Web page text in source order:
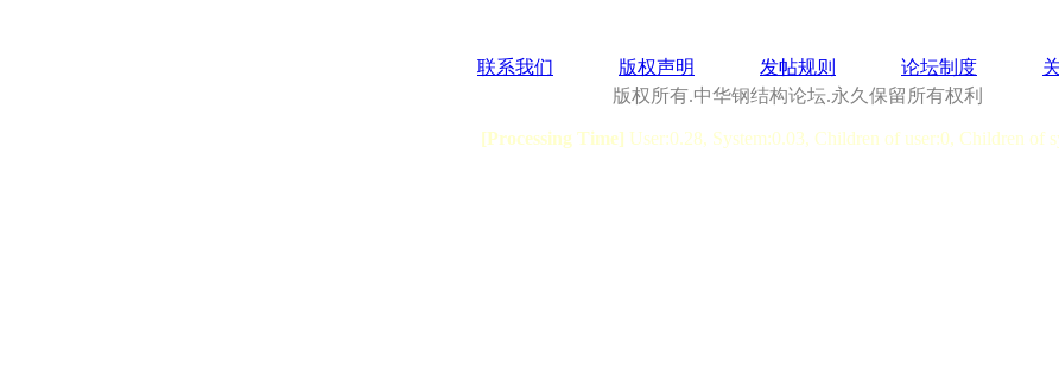
联系我们 版权声明 发帖规则 论坛制度
版权所有.中华钢结构论坛.永久保留所有权利
[Processing Time] User:0.28, System:0.03, Children of user:0, Children of